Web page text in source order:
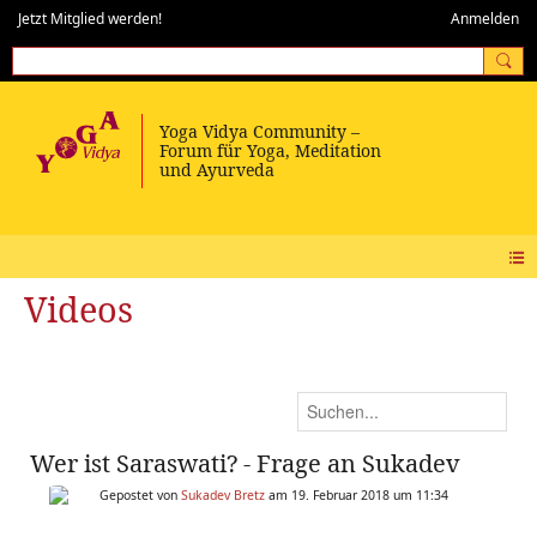
Jetzt Mitglied werden! Anmelden
Videos
Wer ist Saraswati? - Frage an Sukadev
Gepostet von Sukadev Bretz am 19. Februar 2018 um 11:34